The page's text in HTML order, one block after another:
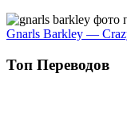
Gnarls Barkley —
Топ Переводов